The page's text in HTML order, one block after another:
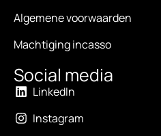
Algemene voorwaarden
Machtiging incasso
Social media
LinkedIn
Instagram